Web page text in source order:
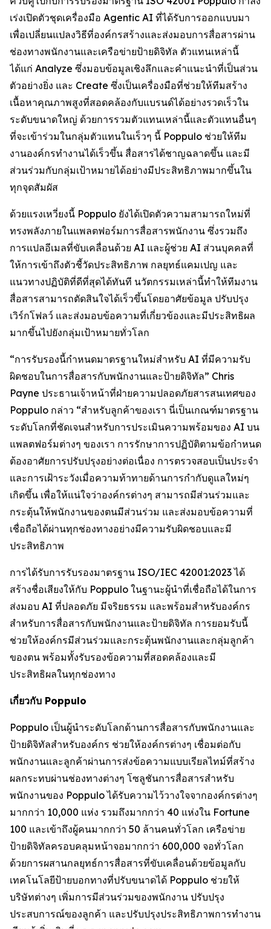
เร่งเปิดตัวชุดเครื่องมือ Agentic AI ที่ได้รับการออกแบบมา
เพื่อเปลี่ยนแปลงวิธีที่องค์กรสร้างและส่งมอบการสื่อสารผ่าน
ช่องทางพนักงานและเครือข่ายป้ายดิจิทัล ตัวแทนเหล่านี้
ได้แก่ Analyze ซึ่งมอบข้อมูลเชิงลึกและคำแนะนำที่เป็นส่วน
ตัวอย่างยิ่ง และ Create ซึ่งเป็นเครื่องมือที่ช่วยให้ทีมสร้าง
เนื้อหาคุณภาพสูงที่สอดคล้องกับแบรนด์ได้อย่างรวดเร็วใน
ระดับขนาดใหญ่ ด้วยการรวมตัวแทนเหล่านี้และตัวแทนอื่นๆ
ที่จะเข้าร่วมในกลุ่มตัวแทนในเร็วๆ นี้ Poppulo ช่วยให้ทีม
งานองค์กรทำงานได้เร็วขึ้น สื่อสารได้ชาญฉลาดขึ้น และมี
ส่วนร่วมกับกลุ่มเป้าหมายได้อย่างมีประสิทธิภาพมากขึ้นใน
ทุกจุดสัมผัส
ด้วยแรงเหวี่ยงนี้ Poppulo ยังได้เปิดตัวความสามารถใหม่ที่
ทรงพลังภายในแพลตฟอร์มการสื่อสารพนักงาน ซึ่งรวมถึง
การแปลอีเมลที่ขับเคลื่อนด้วย AI และผู้ช่วย AI ส่วนบุคคลที่
ให้การเข้าถึงตัวชี้วัดประสิทธิภาพ กลยุทธ์แคมเปญ และ
แนวทางปฏิบัติที่ดีที่สุดได้ทันที นวัตกรรมเหล่านี้ทำให้ทีมงาน
สื่อสารสามารถตัดสินใจได้เร็วขึ้นโดยอาศัยข้อมูล ปรับปรุง
เวิร์กโฟลว์ และส่งมอบข้อความที่เกี่ยวข้องและมีประสิทธิผล
มากขึ้นไปยังกลุ่มเป้าหมายทั่วโลก
“การรับรองนี้กำหนดมาตรฐานใหม่สำหรับ AI ที่มีความรับ
ผิดชอบในการสื่อสารกับพนักงานและป้ายดิจิทัล” Chris
Payne ประธานเจ้าหน้าที่ฝ่ายความปลอดภัยสารสนเทศของ
Poppulo กล่าว “สำหรับลูกค้าของเรา นี่เป็นเกณฑ์มาตรฐาน
ระดับโลกที่ชัดเจนสำหรับการประเมินความพร้อมของ AI บน
แพลตฟอร์มต่างๆ ของเรา การรักษาการปฏิบัติตามข้อกำหนด
ต้องอาศัยการปรับปรุงอย่างต่อเนื่อง การตรวจสอบเป็นประจำ
และการเฝ้าระวังเมื่อความท้าทายด้านการกำกับดูแลใหม่ๆ
เกิดขึ้น เพื่อให้แน่ใจว่าองค์กรต่างๆ สามารถมีส่วนร่วมและ
กระตุ้นให้พนักงานของตนมีส่วนร่วม และส่งมอบข้อความที่
เชื่อถือได้ผ่านทุกช่องทางอย่างมีความรับผิดชอบและมี
ประสิทธิภาพ
การได้รับการรับรองมาตรฐาน ISO/IEC 42001:2023 ได้
สร้างชื่อเสียงให้กับ Poppulo ในฐานะผู้นำที่เชื่อถือได้ในการ
ส่งมอบ AI ที่ปลอดภัย มีจริยธรรม และพร้อมสำหรับองค์กร
สำหรับการสื่อสารกับพนักงานและป้ายดิจิทัล การยอมรับนี้
ช่วยให้องค์กรมีส่วนร่วมและกระตุ้นพนักงานและกลุ่มลูกค้า
ของตน พร้อมทั้งรับรองข้อความที่สอดคล้องและมี
ประสิทธิผลในทุกช่องทาง
เกี่ยวกับ Poppulo
Poppulo เป็นผู้นำระดับโลกด้านการสื่อสารกับพนักงานและ
ป้ายดิจิทัลสำหรับองค์กร ช่วยให้องค์กรต่างๆ เชื่อมต่อกับ
พนักงานและลูกค้าผ่านการส่งข้อความแบบเรียลไทม์ที่สร้าง
ผลกระทบผ่านช่องทางต่างๆ โซลูชันการสื่อสารสำหรับ
พนักงานของ Poppulo ได้รับความไว้วางใจจากองค์กรต่างๆ
มากกว่า 10,000 แห่ง รวมถึงมากกว่า 40 แห่งใน Fortune
100 และเข้าถึงผู้คนมากกว่า 50 ล้านคนทั่วโลก เครือข่าย
ป้ายดิจิทัลครอบคลุมหน้าจอมากกว่า 600,000 จอทั่วโลก
ด้วยการผสานกลยุทธ์การสื่อสารที่ขับเคลื่อนด้วยข้อมูลกับ
เทคโนโลยีป้ายบอกทางที่ปรับขนาดได้ Poppulo ช่วยให้
บริษัทต่างๆ เพิ่มการมีส่วนร่วมของพนักงาน ปรับปรุง
ประสบการณ์ของลูกค้า และปรับปรุงประสิทธิภาพการทำงาน